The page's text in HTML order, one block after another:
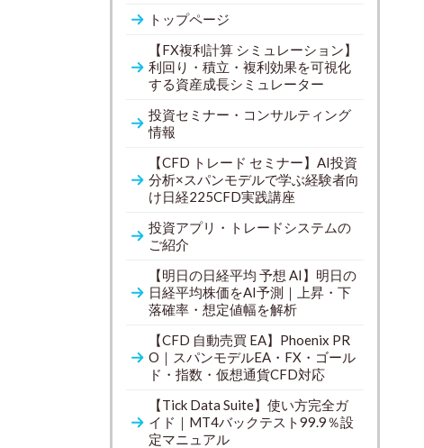
トップページ
【FX複利計算 シミュレーション】
利回り・積立・複利効果を可視化
する資産成長シミュレーター
投資セミナー・コンサルティング
情報
【CFD トレード セミナー】AI投資
分析×スパンモデルで学ぶ経験者向
け日経225CFD実践講座
投資アプリ・トレードシステムの
ご紹介
【明日の日経平均 予想 AI】明日の
日経平均株価をAI予測｜上昇・下
落確率・想定値幅を解析
【CFD 自動売買 EA】Phoenix PR
O｜スパンモデルEA・FX・ゴール
ド・指数・仮想通貨CFD対応
【Tick Data Suite】使い方完全ガ
イド｜MT4バックテスト99.9％設
定マニュアル